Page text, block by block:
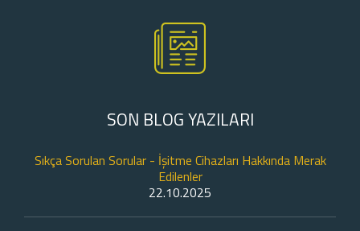
SON BLOG YAZILARI
Sıkça Sorulan Sorular - İşitme Cihazları Hakkında Merak
Edilenler
22.10.2025